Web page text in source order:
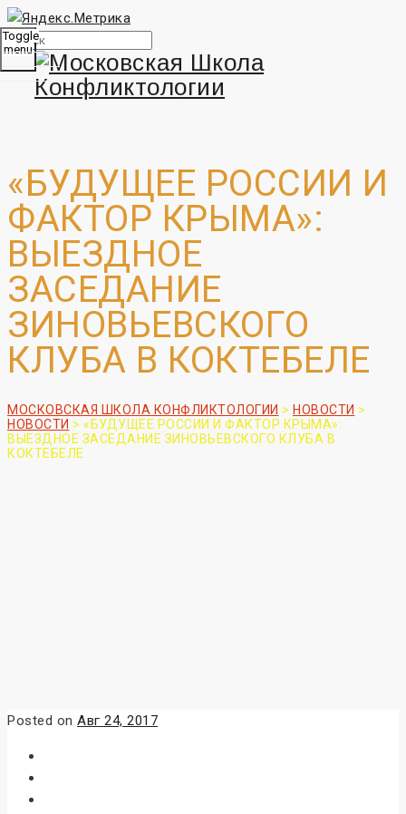
Toggle
menu
«БУДУЩЕЕ РОССИИ И
ФАКТОР КРЫМА»:
ВЫЕЗДНОЕ
ЗАСЕДАНИЕ
ЗИНОВЬЕВСКОГО
КЛУБА В КОКТЕБЕЛЕ
МОСКОВСКАЯ ШКОЛА КОНФЛИКТОЛОГИИ > НОВОСТИ >
НОВОСТИ > «БУДУЩЕЕ РОССИИ И ФАКТОР КРЫМА»:
ВЫЕЗДНОЕ ЗАСЕДАНИЕ ЗИНОВЬЕВСКОГО КЛУБА В
КОКТЕБЕЛЕ
Posted on Авг 24, 2017